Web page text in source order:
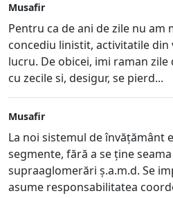
Musafir
Pentru ca de ani de zile nu am
concediu linistit, activitatile
lucru. De obicei, imi raman
cu zecile si, desigur, se pierd...
Musafir
La noi sistemul de învățământ
segmente, fără a se ține
supraaglomerări ș.a.m.d. Se
asume responsabilitatea